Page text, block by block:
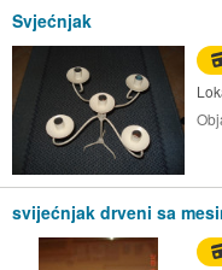
Svjećnjak
svijećnjak drveni sa